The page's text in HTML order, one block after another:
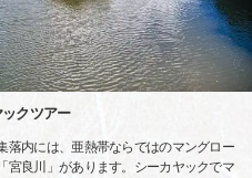
クツアー
落内には、亜熱帯ならではのマングロー
宮良川」があります。シーカヤックでマ